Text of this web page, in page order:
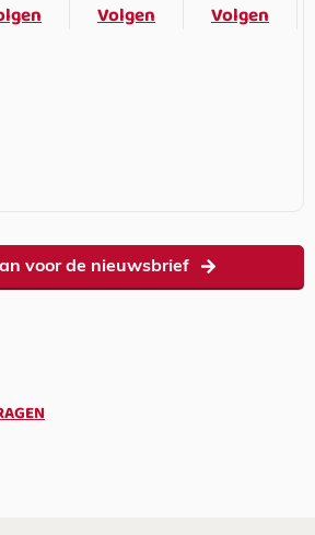
Volgen
Volgen
voor de nieuwsbrief